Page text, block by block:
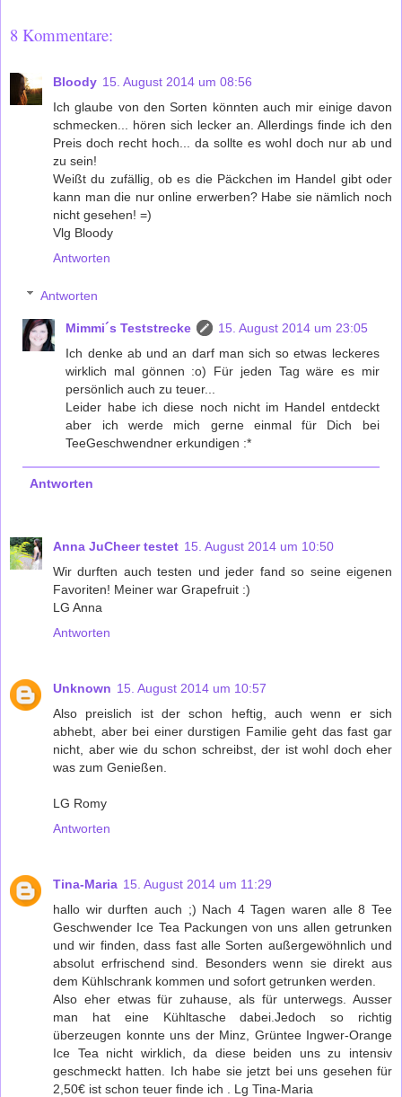
8 Kommentare:
Bloody 15. August 2014 um 08:56
Ich glaube von den Sorten könnten auch mir einige davon
schmecken... hören sich lecker an. Allerdings finde ich den
Preis doch recht hoch... da sollte es wohl doch nur ab und
zu sein!
Weißt du zufällig, ob es die Päckchen im Handel gibt oder
kann man die nur online erwerben? Habe sie nämlich noch
nicht gesehen! =)
Vlg Bloody
Antworten
Antworten
Mimmi´s Teststrecke
15. August 2014 um 23:05
Ich denke ab und an darf man sich so etwas leckeres
wirklich mal gönnen :o) Für jeden Tag wäre es mir
persönlich auch zu teuer...
Leider habe ich diese noch nicht im Handel entdeckt
aber ich werde mich gerne einmal für Dich bei
TeeGeschwendner erkundigen :*
Antworten
Anna JuCheer testet 15. August 2014 um 10:50
Wir durften auch testen und jeder fand so seine eigenen
Favoriten! Meiner war Grapefruit :)
LG Anna
Antworten
Unknown 15. August 2014 um 10:57
Also preislich ist der schon heftig, auch wenn er sich
abhebt, aber bei einer durstigen Familie geht das fast gar
nicht, aber wie du schon schreibst, der ist wohl doch eher
was zum Genießen.
LG Romy
Antworten
Tina-Maria 15. August 2014 um 11:29
hallo wir durften auch ;) Nach 4 Tagen waren alle 8 Tee
Geschwender Ice Tea Packungen von uns allen getrunken
und wir finden, dass fast alle Sorten außergewöhnlich und
absolut erfrischend sind. Besonders wenn sie direkt aus
dem Kühlschrank kommen und sofort getrunken werden.
Also eher etwas für zuhause, als für unterwegs. Ausser
man hat eine Kühltasche dabei.Jedoch so richtig
überzeugen konnte uns der Minz, Grüntee Ingwer-Orange
Ice Tea nicht wirklich, da diese beiden uns zu intensiv
geschmeckt hatten. Ich habe sie jetzt bei uns gesehen für
2,50€ ist schon teuer finde ich . Lg Tina-Maria